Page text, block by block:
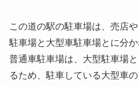
この道の駅の駐車場は、売店
駐車場と大型車駐車場とに分か
普通車駐車場は、大型駐車場
るため、駐車している大型車